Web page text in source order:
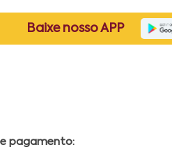
Baixe nosso APP
pagamento: